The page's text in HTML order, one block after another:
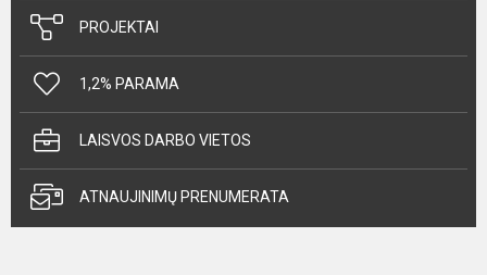
PROJEKTAI
1,2% PARAMA
LAISVOS DARBO VIETOS
ATNAUJINIMŲ PRENUMERATA